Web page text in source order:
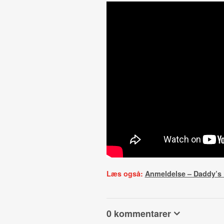
Læs også: Anmeldelse – Daddy’s
0 kommentarer